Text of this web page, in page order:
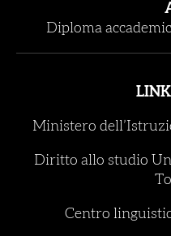
Diploma
Ministero
Diritto allo studio
Centro